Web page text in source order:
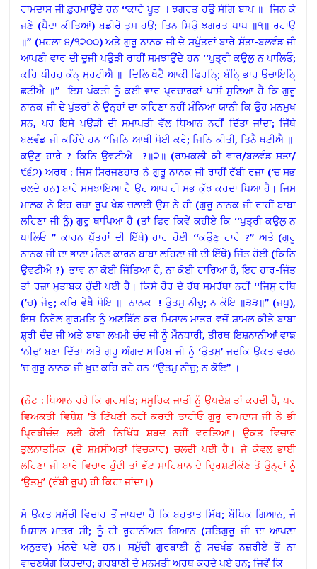
ਰਾਮਦਾਸ ਜੀ ਫ਼ੁਰਮਾਉਂਦੇ ਹਨ ‘‘ਕਾਹੇ ਪੂਤ ! ਝਗਰਤ ਹਉ ਸੰਗਿ ਬਾਪ ॥ ਜਿਨ ਕੇ
ਜਣੇ (ਪੈਦਾ ਕੀਤਿਆਂ) ਬਡੀਰੇ ਤੁਮ ਹਉ; ਤਿਨ ਸਿਉ ਝਗਰਤ ਪਾਪ ॥੧॥ ਰਹਾਉ
॥’’ (ਮਹਲਾ ੪/੧੨੦੦) ਅਤੇ ਗੁਰੂ ਨਾਨਕ ਜੀ ਦੇ ਸਪੁੱਤਰਾਂ ਬਾਰੇ ਸੱਤਾ-ਬਲਵੰਡ ਜੀ
ਆਪਣੀ ਵਾਰ ਦੀ ਦੂਜੀ ਪਉੜੀ ਰਾਹੀਂ ਸਮਝਾਉਂਦੇ ਹਨ ‘‘ਪੁਤ੍ਰੀ ਕਉਲੁ ਨ ਪਾਲਿਓ;
ਕਰਿ ਪੀਰਹੁ ਕੰਨ੍ ਮੁਰਟੀਐ ॥ ਦਿਲਿ ਖੋਟੈ ਆਕੀ ਫਿਰਨਿ੍; ਬੰਨਿ੍ ਭਾਰੁ ਉਚਾਇਨਿ੍
ਛਟੀਐ ॥’’ ਇਸ ਪੰਕਤੀ ਨੂੰ ਕਈ ਵਾਰ ਪ੍ਰਚਾਰਕਾਂ ਪਾਸੋਂ ਸੁਣਿਆ ਹੈ ਕਿ ਗੁਰੂ
ਨਾਨਕ ਜੀ ਦੇ ਪੁੱਤਰਾਂ ਨੇ ਉਨ੍ਹਾਂ ਦਾ ਕਹਿਣਾ ਨਹੀਂ ਮੰਨਿਆ ਯਾਨੀ ਕਿ ਉਹ ਮਨਮੁਖ
ਸਨ, ਪਰ ਇਸੇ ਪਉੜੀ ਦੀ ਸਮਾਪਤੀ ਵੱਲ ਧਿਆਨ ਨਹੀਂ ਦਿੱਤਾ ਜਾਂਦਾ; ਜਿੱਥੇ
ਬਲਵੰਡ ਜੀ ਕਹਿੰਦੇ ਹਨ ‘‘ਜਿਨਿ ਆਖੀ ਸੋਈ ਕਰੇ; ਜਿਨਿ ਕੀਤੀ, ਤਿਨੈ ਥਟੀਐ ॥
ਕਉਣੁ ਹਾਰੇ ? ਕਿਨਿ ਉਵਟੀਐ ?॥੨॥ (ਰਾਮਕਲੀ ਕੀ ਵਾਰ/ਬਲਵੰਡ ਸਤਾ/
੯੬੭) ਅਰਥ : ਜਿਸ ਸਿਰਜਣਹਾਰ ਨੇ ਗੁਰੂ ਨਾਨਕ ਜੀ ਰਾਹੀਂ ਰੱਬੀ ਰਜ਼ਾ (’ਚ ਸਭ
ਚਲਦੇ ਹਨ) ਬਾਰੇ ਸਮਝਾਇਆ ਹੈ ਉਹ ਆਪ ਹੀ ਸਭ ਕੁੱਝ ਕਰਦਾ ਪਿਆ ਹੈ। ਜਿਸ
ਮਾਲਕ ਨੇ ਇਹ ਰਜ਼ਾ ਰੂਪ ਖੇਡ ਚਲਾਈ ਉਸ ਨੇ ਹੀ (ਗੁਰੂ ਨਾਨਕ ਜੀ ਰਾਹੀਂ ਬਾਬਾ
ਲਹਿਣਾ ਜੀ ਨੂੰ) ਗੁਰੂ ਥਾਪਿਆ ਹੈ (ਤਾਂ ਫਿਰ ਕਿਵੇਂ ਕਹੀਏ ਕਿ ‘‘ਪੁਤ੍ਰੀ ਕਉਲੁ ਨ
ਪਾਲਿਓ ’’ ਕਾਰਨ ਪੁੱਤਰਾਂ ਦੀ ਇੱਥੇ) ਹਾਰ ਹੋਈ ‘‘ਕਉਣੁ ਹਾਰੇ ?’’ ਅਤੇ (ਗੁਰੂ
ਨਾਨਕ ਜੀ ਦਾ ਭਾਣਾ ਮੰਨਣ ਕਾਰਨ ਬਾਬਾ ਲਹਿਣਾ ਜੀ ਦੀ ਇੱਥੇ) ਜਿੱਤ ਹੋਈ (ਕਿਨਿ
ਉਵਟੀਐ ?) ਭਾਵ ਨਾ ਕੋਈ ਜਿੱਤਿਆ ਹੈ, ਨਾ ਕੋਈ ਹਾਰਿਆ ਹੈ, ਇਹ ਹਾਰ-ਜਿੱਤ
ਤਾਂ ਰਜ਼ਾ ਮੁਤਾਬਕ ਹੁੰਦੀ ਪਈ ਹੈ। ਕਿਸੇ ਹੋਰ ਦੇ ਹੱਥ ਸਮਰੱਥਾ ਨਹੀਂ ‘‘ਜਿਸੁ ਹਥਿ
(’ਚ) ਜੋਰੁ; ਕਰਿ ਵੇਖੈ ਸੋਇ ॥ ਨਾਨਕ ! ਉਤਮੁ ਨੀਚੁ; ਨ ਕੋਇ ॥੩੩॥’’ (ਜਪੁ),
ਇਸ ਨਿਰੋਲ ਗੁਰਮਤਿ ਨੂੰ ਅਣਡਿੱਠ ਕਰ ਮਿਸਾਲ ਮਾਤਰ ਵਜੋਂ ਸ਼ਾਮਲ ਕੀਤੇ ਬਾਬਾ
ਸ਼੍ਰੀ ਚੰਦ ਜੀ ਅਤੇ ਬਾਬਾ ਲਖਮੀ ਚੰਦ ਜੀ ਨੂੰ ਮੌਨਧਾਰੀ, ਤੀਰਥ ਇਸ਼ਨਾਨੀਆਂ ਵਾਙ
‘ਨੀਚੁ’ ਬਣਾ ਦਿੱਤਾ ਅਤੇ ਗੁਰੂ ਅੰਗਦ ਸਾਹਿਬ ਜੀ ਨੂੰ ‘ਉਤਮੁ’ ਜਦਕਿ ਉਕਤ ਵਚਨ
’ਚ ਗੁਰੂ ਨਾਨਕ ਜੀ ਖ਼ੁਦ ਕਹਿ ਰਹੇ ਹਨ ‘‘ਉਤਮੁ ਨੀਚੁ; ਨ ਕੋਇ’’ ।
(ਨੋਟ : ਧਿਆਨ ਰਹੇ ਕਿ ਗੁਰਮਤਿ; ਸਮੂਹਿਕ ਜਾਤੀ ਨੂੰ ਉਪਦੇਸ਼ ਤਾਂ ਕਰਦੀ ਹੈ, ਪਰ
ਵਿਅਕਤੀ ਵਿਸ਼ੇਸ਼ ’ਤੇ ਟਿੱਪਣੀ ਨਹੀਂ ਕਰਦੀ ਤਾਹੀਓ ਗੁਰੂ ਰਾਮਦਾਸ ਜੀ ਨੇ ਭੀ
ਪ੍ਰਿਥੀਚੰਦ ਲਈ ਕੋਈ ਨਿਖਿੱਧ ਸ਼ਬਦ ਨਹੀਂ ਵਰਤਿਆ। ਉਕਤ ਵਿਚਾਰ
ਤੁਲਨਾਤਮਿਕ (ਦੋ ਸ਼ਖ਼ਸੀਅਤਾਂ ਵਿਚਕਾਰ) ਚਲਦੀ ਪਈ ਹੈ। ਜੇ ਕੇਵਲ ਭਾਈ
ਲਹਿਣਾ ਜੀ ਬਾਰੇ ਵਿਚਾਰ ਹੁੰਦੀ ਤਾਂ ਭੱਟ ਸਾਹਿਬਾਨ ਦੇ ਦ੍ਰਿਸ਼ਟੀਕੋਣ ਤੋਂ ਉਨ੍ਹਾਂ ਨੂੰ
‘ਉਤਮੁ’ (ਰੱਬੀ ਰੂਪ) ਹੀ ਕਿਹਾ ਜਾਂਦਾ।)
ਸੋ ਉਕਤ ਸਮੁੱਚੀ ਵਿਚਾਰ ਤੋਂ ਜਾਪਦਾ ਹੈ ਕਿ ਬਹੁਤਾਤ ਸਿੱਖ; ਬੌਧਿਕ ਗਿਆਨ, ਜੋ
ਮਿਸਾਲ ਮਾਤਰ ਸੀ; ਨੂੰ ਹੀ ਰੂਹਾਨੀਅਤ ਗਿਆਨ (ਸਤਿਗੁਰੂ ਜੀ ਦਾ ਆਪਣਾ
ਅਨੁਭਵ) ਮੰਨਦੇ ਪਏ ਹਨ। ਸਮੁੱਚੀ ਗੁਰਬਾਣੀ ਨੂੰ ਸਚਖੰਡ ਨਜ਼ਰੀਏ ਤੋਂ ਨਾ
ਵਾਚਣਯੋਗ ਕਿਰਦਾਰ; ਗੁਰਬਾਣੀ ਦੇ ਮਨਮਤੀ ਅਰਥ ਕਰਦੇ ਪਏ ਹਨ; ਜਿਵੇਂ ਕਿ